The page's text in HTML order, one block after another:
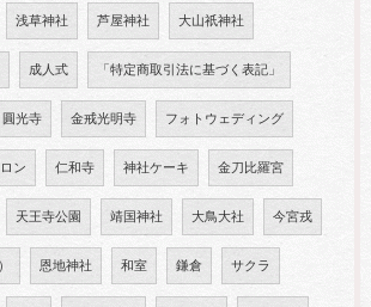
浅草神社 芦屋神社 大山祇神社
成人式 「特定商取引法に基づく表記」
圓光寺 金戒光明寺 フォトウェディング
ン 仁和寺 神社ケーキ 金刀比羅宮
天王寺公園 靖国神社 大鳥大社 今宮戎
恩地神社 和室 鎌倉 サクラ